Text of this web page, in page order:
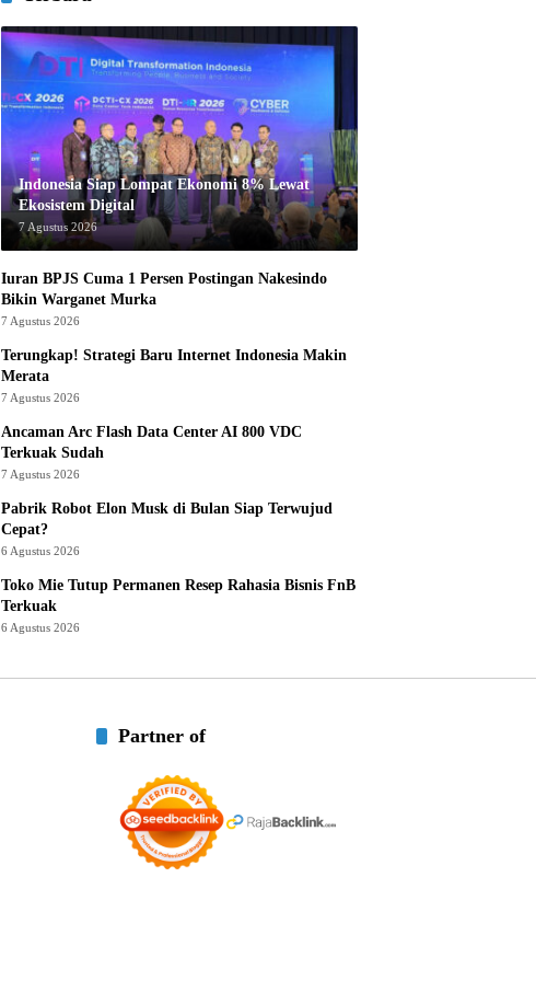
Indonesia Siap Lompat Ekonomi 8% Lewat
Ekosistem Digital
7 Agustus 2026
Iuran BPJS Cuma 1 Persen Postingan Nakesindo
Bikin Warganet Murka
7 Agustus 2026
Terungkap! Strategi Baru Internet Indonesia Makin
Merata
7 Agustus 2026
Ancaman Arc Flash Data Center AI 800 VDC
Terkuak Sudah
7 Agustus 2026
Pabrik Robot Elon Musk di Bulan Siap Terwujud
Cepat?
6 Agustus 2026
Toko Mie Tutup Permanen Resep Rahasia Bisnis FnB
Terkuak
6 Agustus 2026
Partner of